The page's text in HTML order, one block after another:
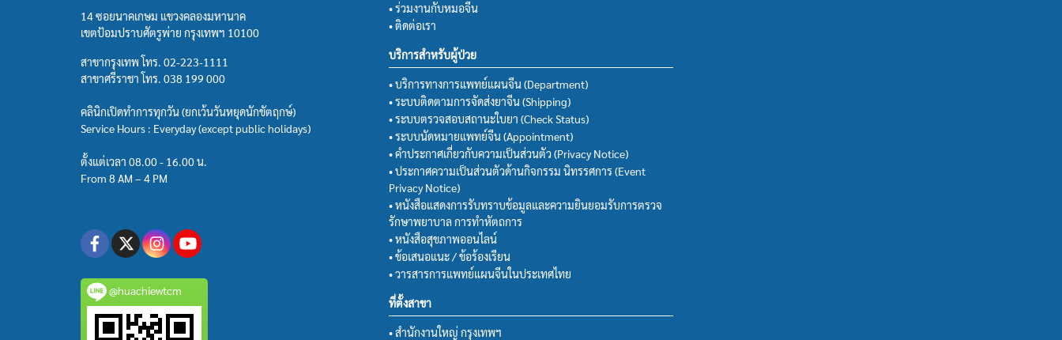
14 ซอยนาคเกษม แขวงคลองมหานาค
เขตป้อมปราบศัตรูพ่าย กรุงเทพฯ 10100
สาขากรุงเทพ โทร. 02-223-1111
สาขาศรีราชา โทร. 038 199 000
คลินิกเปิดทำการทุกวัน (ยกเว้นวันหยุดนักขัตฤกษ์)
Service Hours : Everyday (except public holidays)
ตั้งแต่เวลา 08.00 - 16.00 น.
From 8 AM – 4 PM
@huachiewtcm
• ร่วมงานกับหมอจีน
• ติดต่อเรา
บริการสำหรับผู้ป่วย
• บริการทางการแพทย์แผนจีน (Department)
• ระบบติดตามการจัดส่งยาจีน (Shipping)
• ระบบตรวจสอบสถานะใบยา (Check Status)
• ระบบนัดหมายแพทย์จีน (Appointment)
• คำประกาศเกี่ยวกับความเป็นส่วนตัว (Privacy Notice)
• ประกาศความเป็นส่วนตัวด้านกิจกรรม นิทรรศการ (Event
Privacy Notice)
• หนังสือแสดงการรับทราบข้อมูลและความยินยอมรับการตรวจ
รักษาพยาบาล การทำหัตถการ
• หนังสือสุขภาพออนไลน์
• ข้อเสนอแนะ / ข้อร้องเรียน
• วารสารการแพทย์แผนจีนในประเทศไทย
ที่ตั้งสาขา
• สำนักงานใหญ่ กรุงเทพฯ